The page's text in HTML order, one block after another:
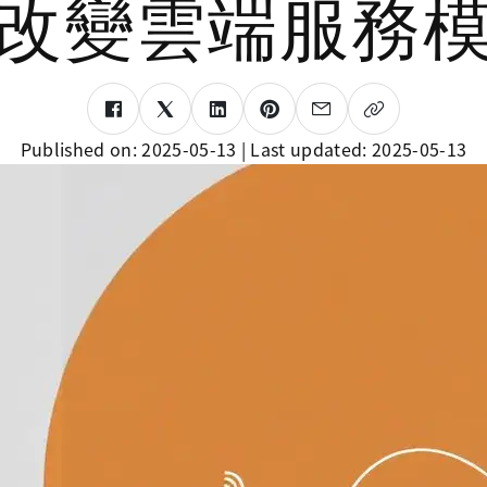
變雲端服務
Published on:2025-05-13 | Last updated: 2025-05-13